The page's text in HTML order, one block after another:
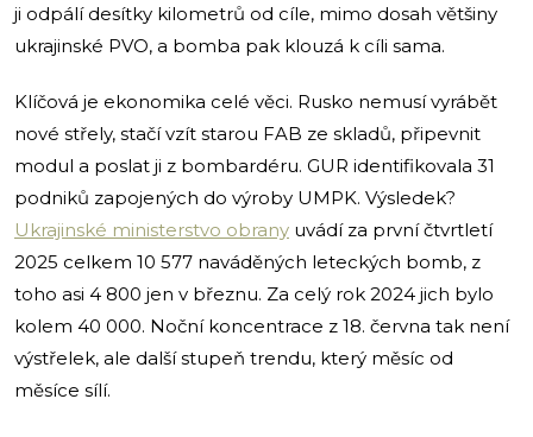
ji odpálí desítky kilometrů od cíle, mimo dosah většiny
ukrajinské PVO, a bomba pak klouzá k cíli sama.
Klíčová je ekonomika celé věci. Rusko nemusí vyrábět
nové střely, stačí vzít starou FAB ze skladů, připevnit
modul a poslat ji z bombardéru. GUR identifikovala 31
podniků zapojených do výroby UMPK. Výsledek?
Ukrajinské ministerstvo obrany uvádí za první čtvrtletí
2025 celkem 10 577 naváděných leteckých bomb, z
toho asi 4 800 jen v březnu. Za celý rok 2024 jich bylo
kolem 40 000. Noční koncentrace z 18. června tak není
výstřelek, ale další stupeň trendu, který měsíc od
měsíce sílí.